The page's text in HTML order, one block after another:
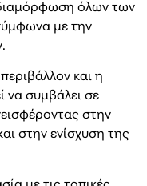
όλων των
με την
και η
να συμβάλει σε
στην
στην ενίσχυση της